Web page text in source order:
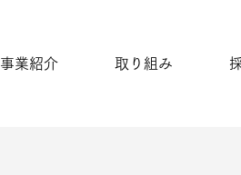
事業紹介 取り組み